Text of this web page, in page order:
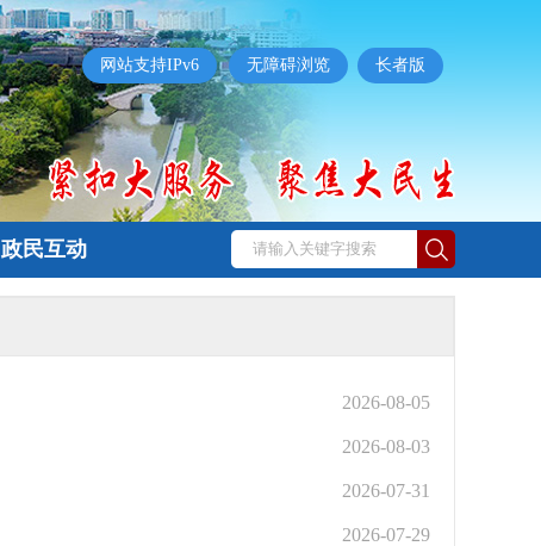
网站支持IPv6 无障碍浏览 长者版
政民互动
2026-08-05
2026-08-03
2026-07-31
2026-07-29